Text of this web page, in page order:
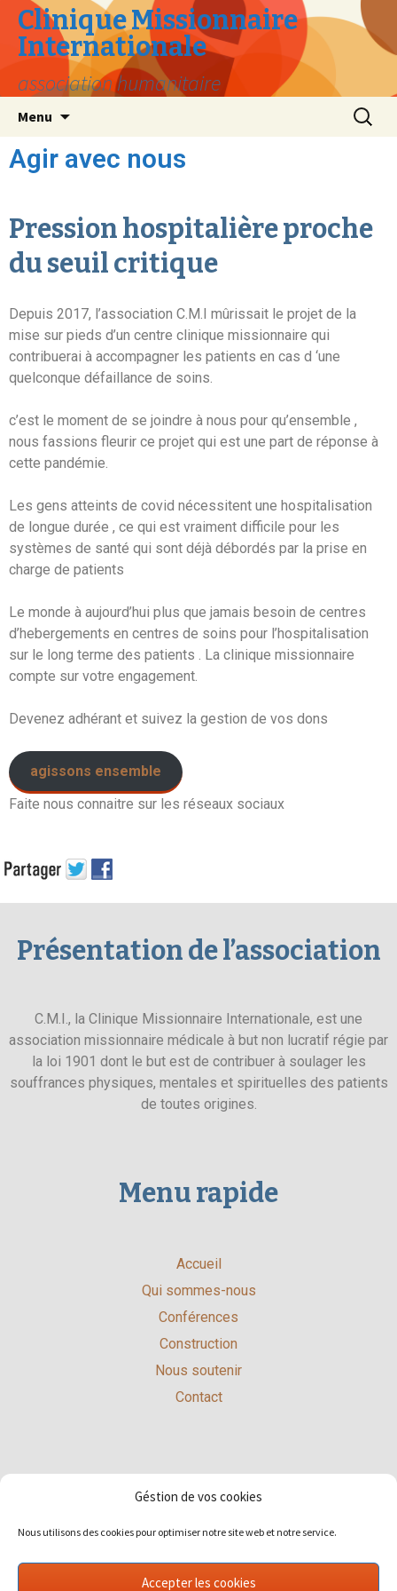
Géstion de vos cookies
Nous utilisons des cookies pour optimiser notre site web et notre service.
Accepter les cookies
Clinique Missionnaire
Internationale
association humanitaire
Menu
Agir avec nous
Pression hospitalière proche
du seuil critique
Depuis 2017, l’association C.M.I mûrissait le projet de la
mise sur pieds d’un centre clinique missionnaire qui
contribuerai à accompagner les patients en cas d ‘une
quelconque défaillance de soins.
c’est le moment de se joindre à nous pour qu’ensemble ,
nous fassions fleurir ce projet qui est une part de réponse à
cette pandémie.
Les gens atteints de covid nécessitent une hospitalisation
de longue durée , ce qui est vraiment difficile pour les
systèmes de santé qui sont déjà débordés par la prise en
charge de patients
Le monde à aujourd’hui plus que jamais besoin de centres
d’hebergements en centres de soins pour l’hospitalisation
sur le long terme des patients . La clinique missionnaire
compte sur votre engagement.
Devenez adhérant et suivez la gestion de vos dons
agissons ensemble
Faite nous connaitre sur les réseaux sociaux
Présentation de l’association
C.M.I., la Clinique Missionnaire Internationale, est une
association missionnaire médicale à but non lucratif régie par
la loi 1901 dont le but est de contribuer à soulager les
souffrances physiques, mentales et spirituelles des patients
de toutes origines.
Menu rapide
Accueil
Qui sommes-nous
Conférences
Construction
Nous soutenir
Contact
Restez en contact
Mentions légales